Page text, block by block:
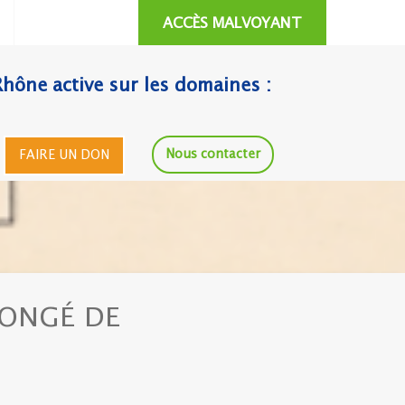
ACCÈS MALVOYANT
active sur les domaines :
FAIRE UN DON Nous contacter
DE